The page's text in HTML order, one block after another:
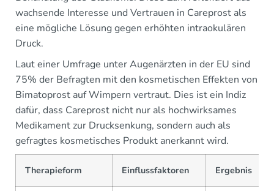
wachsende Interesse und Vertrauen in Careprost als
eine mögliche Lösung gegen erhöhten intraokulären
Druck.
Laut einer Umfrage unter Augenärzten in der EU sind
75% der Befragten mit den kosmetischen Effekten von
Bimatoprost auf Wimpern vertraut. Dies ist ein Indiz
dafür, dass Careprost nicht nur als hochwirksames
Medikament zur Drucksenkung, sondern auch als
gefragtes kosmetisches Produkt anerkannt wird.
Therapieform Einflussfaktoren Ergebnis